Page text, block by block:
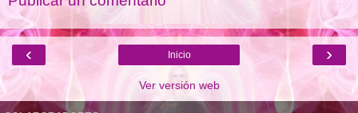
‹ ›
Inicio
Ver versión web